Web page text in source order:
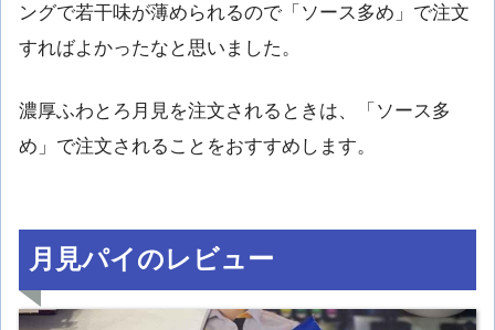
ングで若干味が薄められるので「ソース多め」で注文
すればよかったなと思いました。
濃厚ふわとろ月見を注文されるときは、「ソース多
め」で注文されることをおすすめします。
月見パイのレビュー